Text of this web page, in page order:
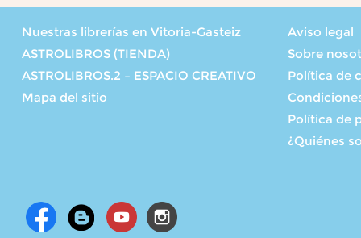
Nuestras librerías en Vitoria-Gasteiz
ASTROLIBROS (TIENDA)
ASTROLIBROS.2 – ESPACIO CREATIVO
Mapa del sitio
Aviso legal
Sobre
Política de
Política de
¿Quiénes